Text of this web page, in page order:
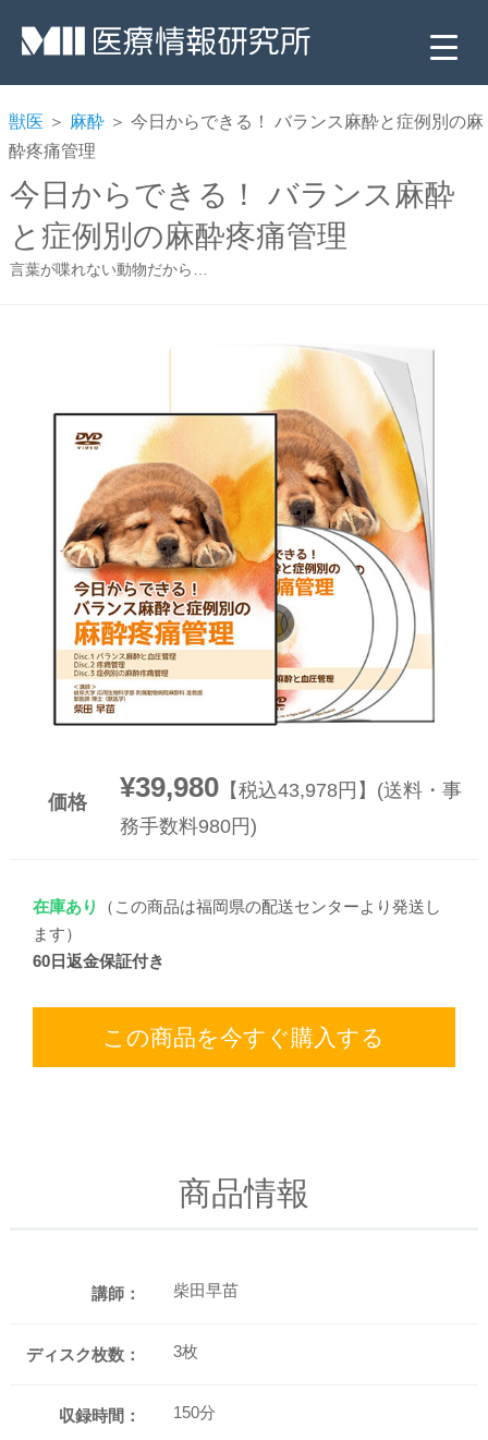
獣医 ＞ 麻酔 ＞ 今日からできる！ バランス麻酔と症例別の麻
酔疼痛管理
今日からできる！ バランス麻酔
と症例別の麻酔疼痛管理
言葉が喋れない動物だから…
価格 ¥39,980【税込43,978円】(送料・事
務手数料980円)
在庫あり
（この商品は福岡県の配送センターより発送し
ます）
60日返金保証付き
この商品を今すぐ購入する
商品情報
講師： 柴田早苗
ディスク枚数： 3枚
収録時間： 150分
▼